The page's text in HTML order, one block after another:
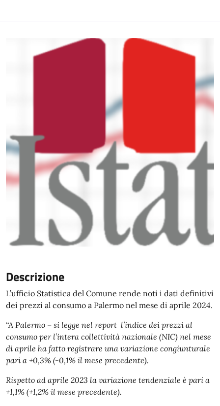
Descrizione
L’ufficio Statistica del Comune rende noti i dati definitivi
dei prezzi al consumo a Palermo nel mese di aprile 2024.
“A Palermo – si legge nel report l’indice dei prezzi al
consumo per l’intera collettività nazionale (NIC) nel mese
di aprile ha fatto registrare una variazione congiunturale
pari a +0,3% (-0,1% il mese precedente).
Rispetto ad aprile 2023 la variazione tendenziale è pari a
+1,1% (+1,2% il mese precedente).